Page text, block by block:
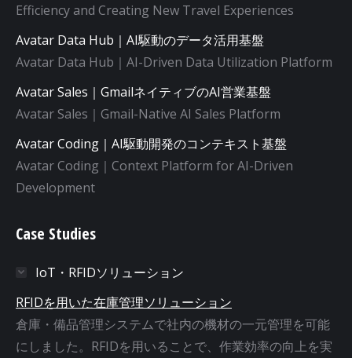
Efficiency and Creating New Travel Experiences
Avatar Data Hub｜AI駆動のデータ活用基盤
Avatar Data Hub｜AI-Driven Data Utilization Platform
Avatar Sales｜GmailネイティブのAI営業基盤
Avatar Sales｜Gmail-Native AI Sales Platform
Avatar Coding｜AI駆動開発のコンテキスト基盤
Avatar Coding｜Context Platform for AI-Driven
Development
Case Studies
IoT・RFIDソリューション
RFIDを用いた在庫管理ソリューション
倉庫・備品管理システムで社内の機材の一元管理を可能
にしました。RFIDを用いることで、作業効率の向上を実